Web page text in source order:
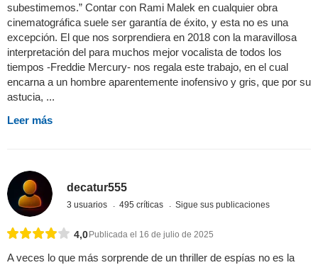
subestimemos.” Contar con Rami Malek en cualquier obra
cinematográfica suele ser garantía de éxito, y esta no es una
excepción. El que nos sorprendiera en 2018 con la maravillosa
interpretación del para muchos mejor vocalista de todos los
tiempos -Freddie Mercury- nos regala este trabajo, en el cual
encarna a un hombre aparentemente inofensivo y gris, que por su
astucia, ...
Leer más
decatur555
3 usuarios 495 críticas Sigue sus publicaciones
4,0Publicada el 16 de julio de 2025
A veces lo que más sorprende de un thriller de espías no es la